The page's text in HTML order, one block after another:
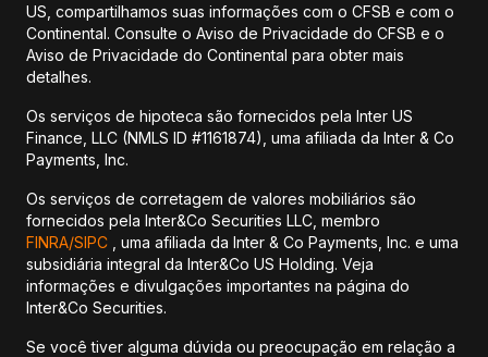
US, compartilhamos suas informações com o CFSB e com o
Continental. Consulte o Aviso de Privacidade do CFSB e o
Aviso de Privacidade do Continental para obter mais
detalhes.
Os serviços de hipoteca são fornecidos pela Inter US
Finance, LLC (NMLS ID #1161874), uma afiliada da Inter & Co
Payments, Inc.
Os serviços de corretagem de valores mobiliários são
fornecidos pela Inter&Co Securities LLC, membro
FINRA/SIPC , uma afiliada da Inter & Co Payments, Inc. e uma
subsidiária integral da Inter&Co US Holding. Veja
informações e divulgações importantes na página do
Inter&Co Securities.
Se você tiver alguma dúvida ou preocupação em relação a